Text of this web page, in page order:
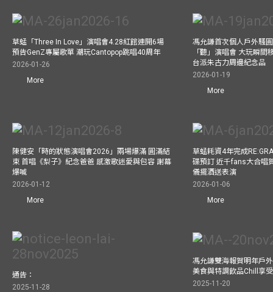
草蜢「Three In Love」演唱會4.28紅館連開6場
預告GenZ專屬歌單 潮玩Cantopop跳唱40周年
2026-01-26
More
馮允謙首次個人戶外騷
「聽」演唱會 大玩瞬
台派朱古力周邊紀念品
2026-01-19
More
陳健安「時的狀態演唱會2026」兩場爆滿 圓滿結
束 首唱《梨子》紀念爸爸 感激歌迷愛與包容 謝幕
爆喊
2026-01-12
More
草蜢耗資4年完成
碟預訂 近千fans大合唱
儀擺酒送表演
2026-01-06
More
通告：
2025-11-28
馮允謙雙海報賀明年戶
美食與特調飲品Chill享
2025-11-20